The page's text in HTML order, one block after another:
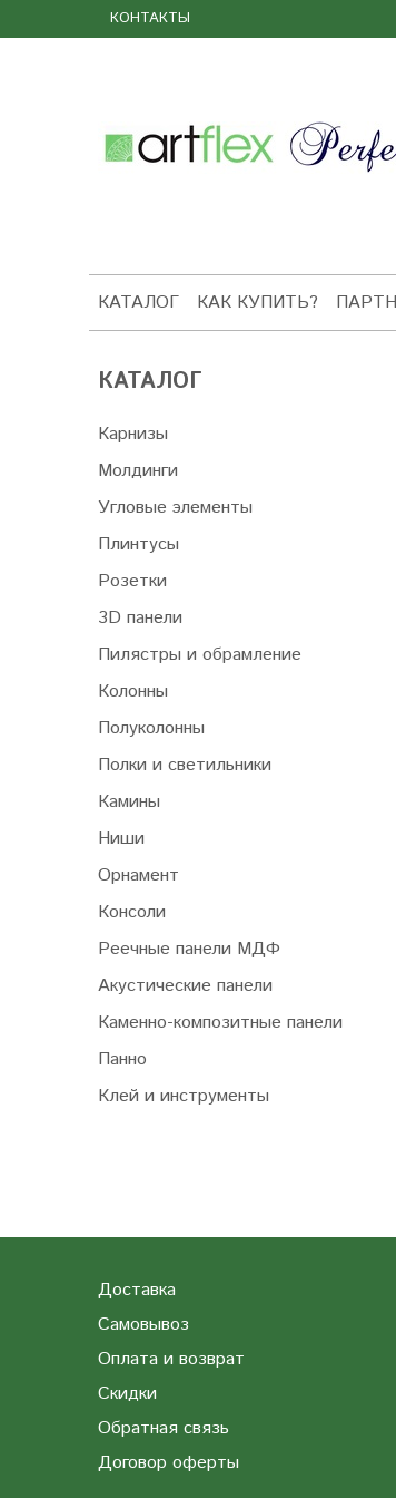
КОНТАКТЫ
КАТАЛОГ КАК КУПИТЬ?
КАТАЛОГ
Карнизы
Молдинги
Угловые элементы
Плинтусы
Розетки
3D панели
Пилястры и обрамление
Колонны
Полуколонны
Полки и светильники
Камины
Ниши
Орнамент
Консоли
Реечные панели МДФ
Акустические панели
Каменно-композитные панели
Панно
Клей и инструменты
Доставка
Самовывоз
Оплата и возврат
Скидки
Обратная связь
Договор оферты